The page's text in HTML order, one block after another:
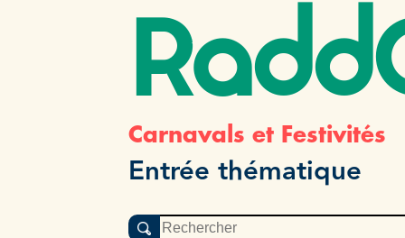
Carnavals et Festivités
Entrée thématique